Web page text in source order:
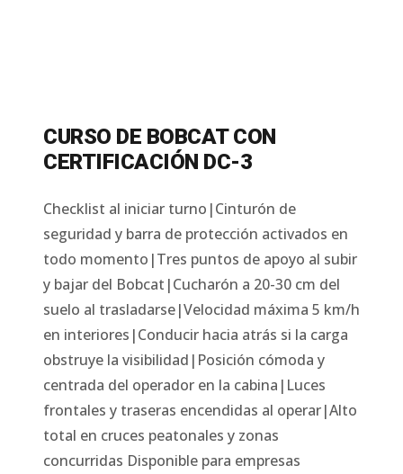
CURSO DE BOBCAT CON
CERTIFICACIÓN DC-3
Checklist al iniciar turno|Cinturón de
seguridad y barra de protección activados en
todo momento|Tres puntos de apoyo al subir
y bajar del Bobcat|Cucharón a 20-30 cm del
suelo al trasladarse|Velocidad máxima 5 km/h
en interiores|Conducir hacia atrás si la carga
obstruye la visibilidad|Posición cómoda y
centrada del operador en la cabina|Luces
frontales y traseras encendidas al operar|Alto
total en cruces peatonales y zonas
concurridas Disponible para empresas